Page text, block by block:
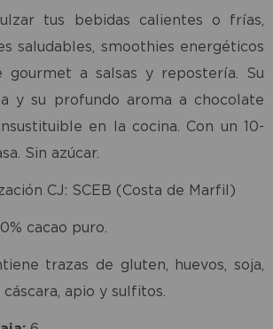
tus bebidas calientes o frías,
saludables, smoothies energéticos
gourmet a salsas y repostería. Su
y su profundo aroma a chocolate
en la cocina. Con un 10-
Sin azúcar.
CJ: SCEB (Costa de Marfil)
cacao puro.
trazas de gluten, huevos, soja,
apio y sulfitos.